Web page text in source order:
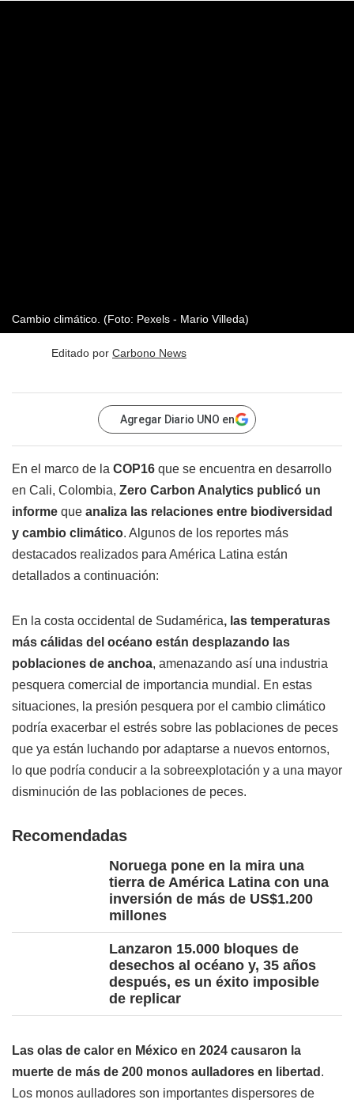
Cambio climático. (Foto: Pexels - Mario Villeda)
Editado por Carbono News
Agregar Diario UNO en
En el marco de la COP16 que se encuentra en desarrollo
en Cali, Colombia, Zero Carbon Analytics publicó un
informe que analiza las relaciones entre biodiversidad
y cambio climático. Algunos de los reportes más
destacados realizados para América Latina están
detallados a continuación:
En la costa occidental de Sudamérica, las temperaturas
más cálidas del océano están desplazando las
poblaciones de anchoa, amenazando así una industria
pesquera comercial de importancia mundial. En estas
situaciones, la presión pesquera por el cambio climático
podría exacerbar el estrés sobre las poblaciones de peces
que ya están luchando por adaptarse a nuevos entornos,
lo que podría conducir a la sobreexplotación y a una mayor
disminución de las poblaciones de peces.
Recomendadas
Noruega pone en la mira una
tierra de América Latina con una
inversión de más de US$1.200
millones
Lanzaron 15.000 bloques de
desechos al océano y, 35 años
después, es un éxito imposible
de replicar
Las olas de calor en México en 2024 causaron la
muerte de más de 200 monos aulladores en libertad .
Los monos aulladores son importantes dispersores de